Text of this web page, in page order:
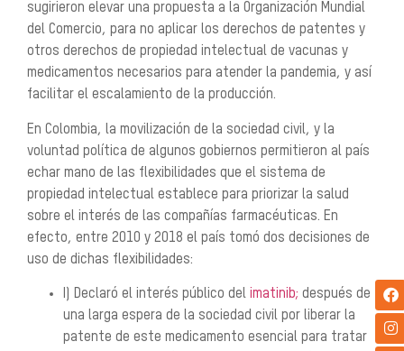
sugirieron elevar una propuesta a la Organización Mundial
del Comercio, para no aplicar los derechos de patentes y
otros derechos de propiedad intelectual de vacunas y
medicamentos necesarios para atender la pandemia, y así
facilitar el escalamiento de la producción.
En Colombia, la movilización de la sociedad civil, y la
voluntad política de algunos gobiernos permitieron al país
echar mano de las flexibilidades que el sistema de
propiedad intelectual establece para priorizar la salud
sobre el interés de las compañías farmacéuticas. En
efecto, entre 2010 y 2018 el país tomó dos decisiones de
uso de dichas flexibilidades:
I) Declaró el interés público del imatinib; después de
una larga espera de la sociedad civil por liberar la
patente de este medicamento esencial para tratar